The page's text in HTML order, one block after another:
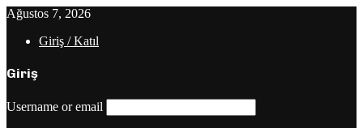
Ağustos 7, 2026
Giriş / Katıl
Giriş
Username or email